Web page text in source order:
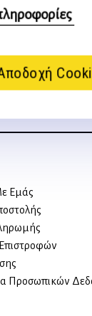
media
Εμάς
Προσωπικών